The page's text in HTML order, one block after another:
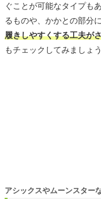
ぐことが可能なタイプも
るものや、かかとの部分
履きしやすくする工夫が
もチェックしてみましょう
アシックスやムーンスター